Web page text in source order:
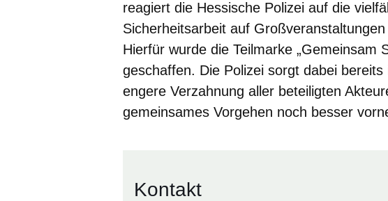
reagiert die Hessische Polizei auf die
Sicherheitsarbeit auf
Hierfür wurde die Teilmarke „Gemeinsam
geschaffen. Die Polizei sorgt dabei
engere Verzahnung aller beteiligten
gemeinsames Vorgehen noch besser
Kontakt